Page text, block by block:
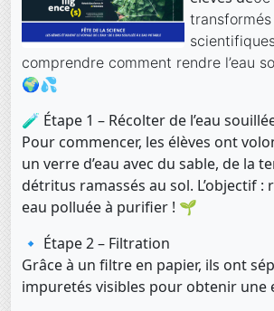
comprendre comment rendre l’eau
🌍💦
🧪 Étape 1 – Récolter de l’eau
Pour commencer, les élèves ont
un verre d’eau avec du sable, de la
détritus ramassés au sol. L’objectif
eau polluée à purifier ! 🌱
🔹 Étape 2 – Filtration
Grâce à un filtre en papier, ils ont
impuretés visibles pour obtenir une